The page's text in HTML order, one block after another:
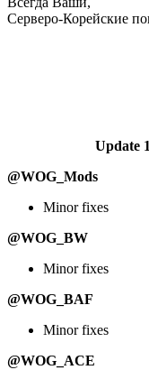
Серверо-Корейские
Update
@WOG_Mods
Minor fixes
@WOG_BW
Minor fixes
@WOG_BAF
Minor fixes
@WOG_ACE